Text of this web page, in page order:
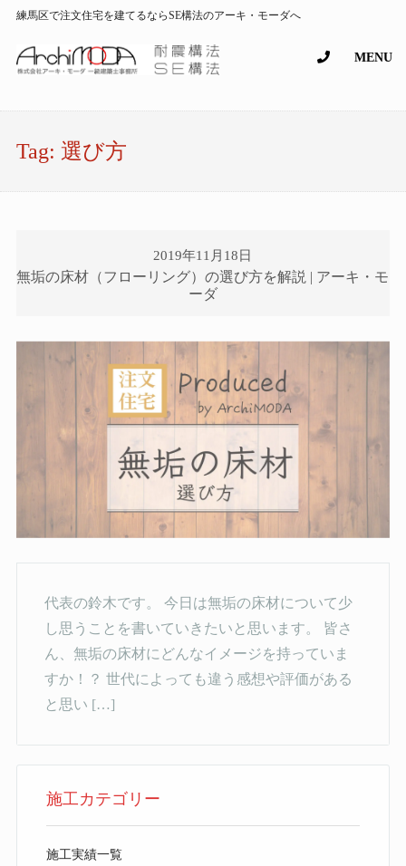
練馬区で注文住宅を建てるならSE構法のアーキ・モーダへ
MENU
Tag: 選び方
2019年11月18日
無垢の床材（フローリング）の選び方を解説 | アーキ・モ
ーダ
代表の鈴木です。 今日は無垢の床材について少
し思うことを書いていきたいと思います。 皆さ
ん、無垢の床材にどんなイメージを持っていま
すか！？ 世代によっても違う感想や評価がある
と思い […]
施工カテゴリー
施工実績一覧